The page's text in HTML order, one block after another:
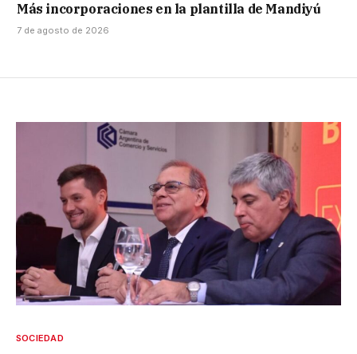
Más incorporaciones en la plantilla de Mandiyú
7 de agosto de 2026
SOCIEDAD